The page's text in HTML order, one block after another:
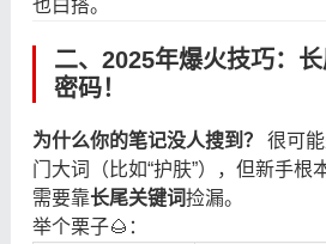
也白搭。
二、2025年爆火技巧：
密码！
为什么你的笔记没人搜到？
很可
门大词（比如“护肤”），但新手根
需要靠长尾关键词捡漏。
举个栗子🌰：